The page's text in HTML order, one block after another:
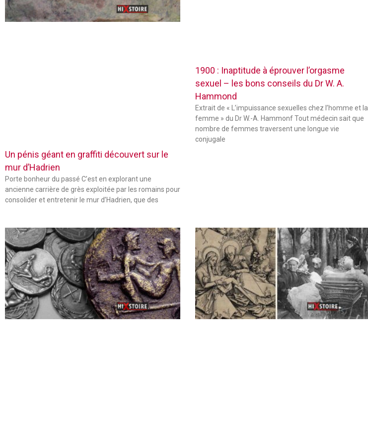
Un pénis géant en graffiti découvert sur le
mur d’Hadrien
Porte bonheur du passé C’est en explorant une
ancienne carrière de grès exploitée par les romains pour
consolider et entretenir le mur d’Hadrien, que des
1900 : Inaptitude à éprouver l’orgasme
sexuel – les bons conseils du Dr W. A.
Hammond
Extrait de « L’impuissance sexuelles chez l’homme et la
femme » du Dr W.-A. Hammonf Tout médecin sait que
nombre de femmes traversent une longue vie
conjugale